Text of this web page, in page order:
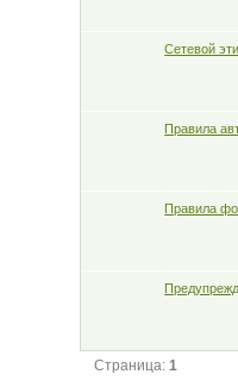
Сетевой
Правила
Правила
Страница: 1